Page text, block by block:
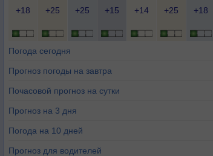
+18 +25 +25 +15 +14 +25 +18
Погода сегодня
Прогноз погоды на завтра
Почасовой прогноз на сутки
Прогноз на 3 дня
Погода на 10 дней
Прогноз для водителей